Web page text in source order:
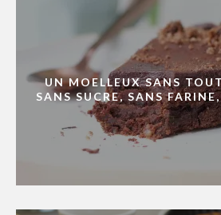
UN MOELLEUX SANS
SANS SUCRE, SANS